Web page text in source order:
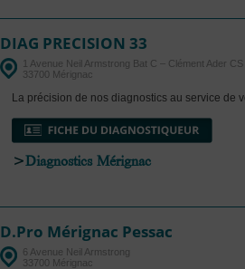
DIAG PRECISION 33
1 Avenue Neil Armstrong Bat C – Clément Ader CS
33700 Mérignac
La précision de nos diagnostics au service de
>Diagnostics Mérignac
D.Pro Mérignac Pessac
6 Avenue Neil Armstrong
33700 Mérignac